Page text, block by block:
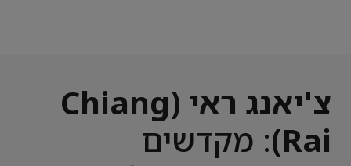
צ'יאנג ראי (Chiang
Rai) : מקדשים